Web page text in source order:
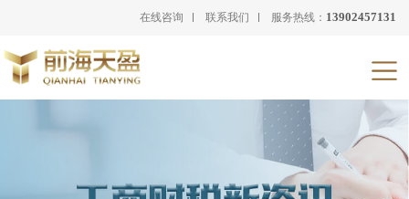
在线咨询 联系我们 服务热线： 13902457131